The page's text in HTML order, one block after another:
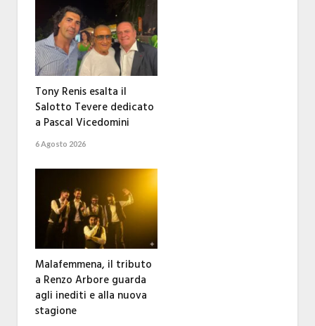
Tony Renis esalta il
Salotto Tevere dedicato
a Pascal Vicedomini
6 Agosto 2026
Malafemmena, il tributo
a Renzo Arbore guarda
agli inediti e alla nuova
stagione